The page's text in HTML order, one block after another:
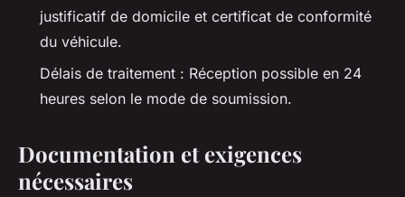
justificatif de domicile et certificat de conformité
du véhicule.
Délais de traitement : Réception possible en 24
heures selon le mode de soumission.
Documentation et exigences
nécessaires